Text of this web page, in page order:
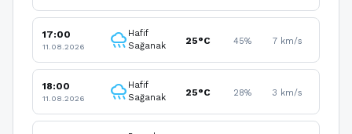
17:00
11.08.2026 rainy Hafif
Sağanak
25°C 45% 7 km/s
18:00
11.08.2026 rainy Hafif
Sağanak
25°C 28% 3 km/s